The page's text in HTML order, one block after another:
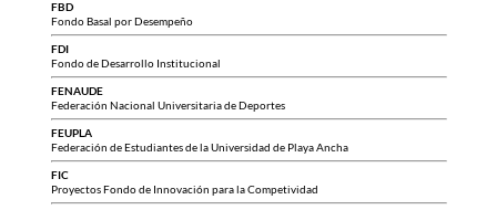
FBD
Fondo Basal por Desempeño
FDI
Fondo de Desarrollo Institucional
FENAUDE
Federación Nacional Universitaria de Deportes
FEUPLA
Federación de Estudiantes de la Universidad de Playa Ancha
FIC
Proyectos Fondo de Innovación para la Competividad